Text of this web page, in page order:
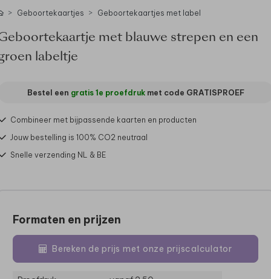
Geboortekaartjes Geboortekaartjes met label
met blauwe strepen en een
labeltje
Bestel een gratis 1e proefdrukmet code GRATISPROEF
Combineer met bijpassende kaarten en producten
Jouw bestelling is 100% CO2 neutraal
Snelle verzending NL & BE
Formaten en prijzen
Bereken de prijs met onze prijscalculator